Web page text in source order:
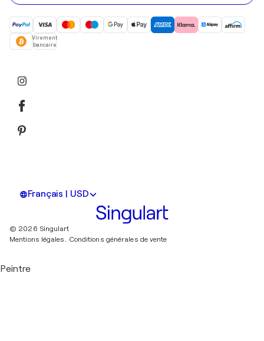
Virement
bancaire
Français | USD
© 2026 Singulart
Mentions légales. Conditions générales de vente
Peintre